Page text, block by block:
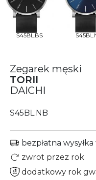
S45BL.BS
Zegarek męski
TORII
DAICHI
S45BL.NB
bezpłatna
zwrot przez rok
dodatkowy rok